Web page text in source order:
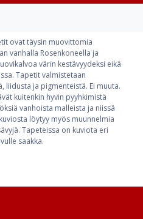
ovat täysin muovittomia
vanhalla Rosenkoneella ja
värin kestävyydeksi eikä
Tapetit valmistetaan
liidusta ja pigmenteistä. Ei muuta.
kuitenkin hyvin pyyhkimistä
vanhoista malleista ja niissä
löytyy myös muunnelmia
Tapeteissa on kuviota eri
saakka.